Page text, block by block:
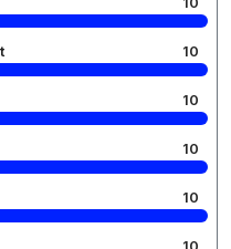
10
10
10
10
10